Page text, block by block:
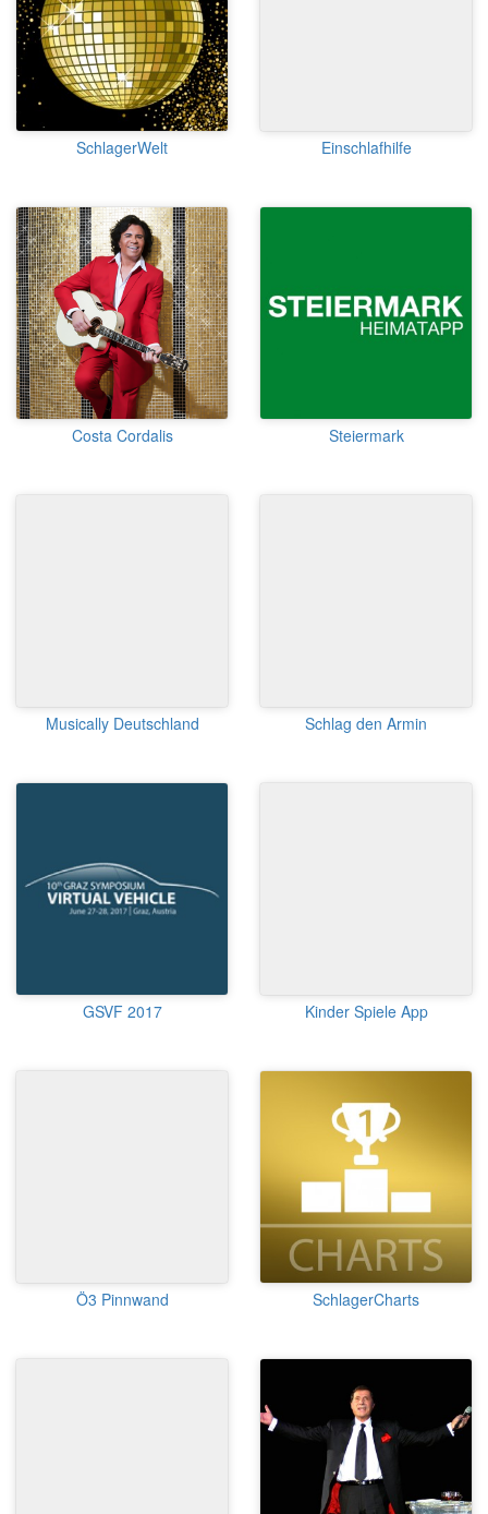
SchlagerWelt Einschlafhilfe
Costa Cordalis Steiermark
Musically Deutschland Schlag den Armin
GSVF 2017 Kinder Spiele App
Ö3 Pinnwand SchlagerCharts